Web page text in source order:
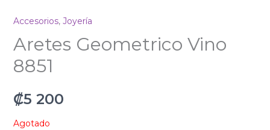
Accesorios, Joyería
Aretes Geometrico Vino
8851
₡5 200
Agotado